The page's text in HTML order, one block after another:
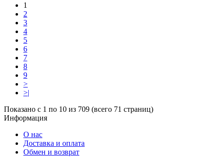
1
2
3
4
5
6
7
8
9
>
>|
Показано с 1 по 10 из 709 (всего 71 страниц)
Информация
О нас
Доставка и оплата
Обмен и возврат